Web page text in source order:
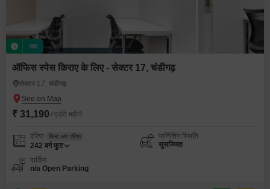
नया
ऑफिस स्पेस किराए के लिए - सेक्टर 17, चंडीगढ़
सेक्टर 17, चंडीगढ़
₹ 31,190 / प्रति महीने
एरिया बिल्ट-अप एरिया
242 वर्ग फुट
फर्निशिंग स्थिति
सुसज्जित
पार्किंग
n/a Open Parking